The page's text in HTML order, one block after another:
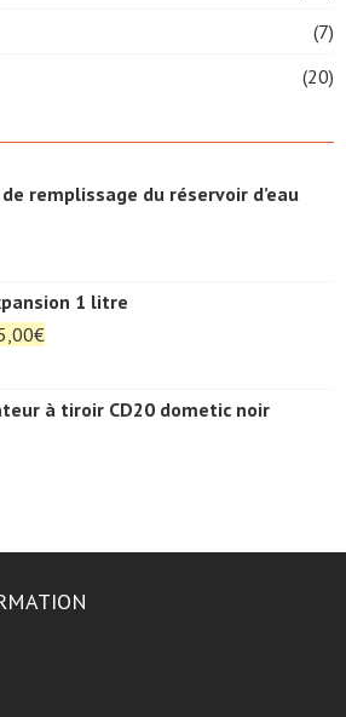
(7)
(20)
remplissage du réservoir d’eau
1 litre
:
€Le
est :
à tiroir CD20 dometic noir